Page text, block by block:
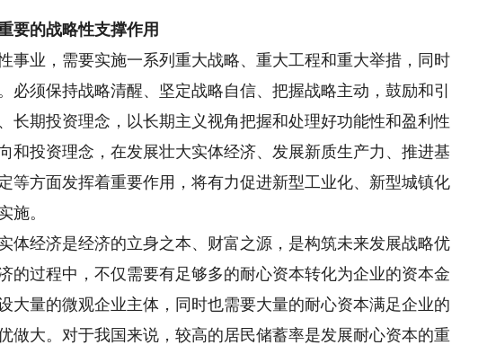
的战略性支撑作用
业，需要实施一系列重大战略、重大工程和重大举措，同时
必须保持战略清醒、坚定战略自信、把握战略主动，鼓励和引
长期投资理念，以长期主义视角把握和处理好功能性和盈利性
和投资理念，在发展壮大实体经济、发展新质生产力、推进基
等方面发挥着重要作用，将有力促进新型工业化、新型城镇化
施。
经济是经济的立身之本、财富之源，是构筑未来发展战略优
的过程中，不仅需要有足够多的耐心资本转化为企业的资本金
大量的微观企业主体，同时也需要大量的耐心资本满足企业的
做大。对于我国来说，较高的居民储蓄率是发展耐心资本的重